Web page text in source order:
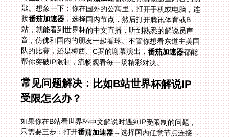
接番茄加速器，选择国内节点，然后打开腾讯体育或B
站，就能看到世界杯的中文直播，听到熟悉的解说员声
音，仿佛和国内的朋友一起看球。不管你想看东道主美国
队的比赛，还是梅西、C罗的谢幕演出，番茄加速器都能
帮你突破IP限制，流畅观看每一场精彩对决。
常见问题解决：比如B站世界杯解说IP
受限怎么办？
如果你在B站看世界杯中文解说时遇到IP受限制的问题，
只需要三步：打开番茄加速器→选择国内任意节点连接→
刷新B站页面。几秒钟后，你就能正常观看解说内容了。
同样，想在国外看科特迪瓦 vs 厄瓜多尔的世界杯中文直